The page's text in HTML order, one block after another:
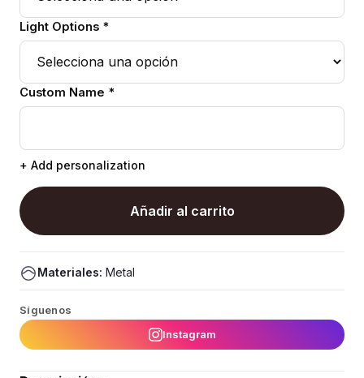
Light Options *
Custom Name *
+ Add personalization
Añadir al carrito
Materiales: Metal
Síguenos
Instagram